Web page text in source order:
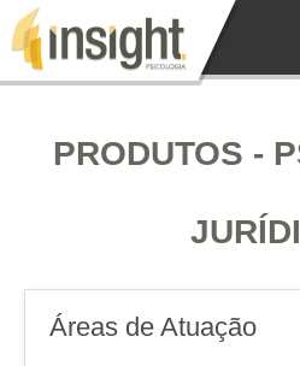
PRODUTOS -
Áreas de Atuação